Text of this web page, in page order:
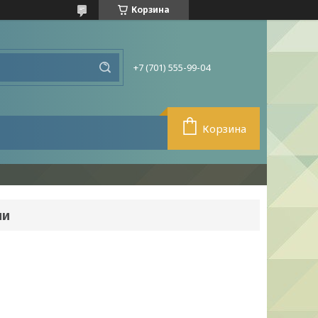
Корзина
+7 (701) 555-99-04
Корзина